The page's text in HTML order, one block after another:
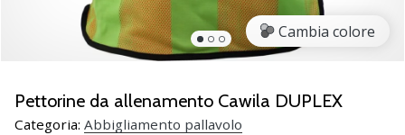
ambassador
Weplayvolleyball
un
fanatico
Cambia colore
Pettorine da allenamento Cawila DUPLEX
Categoria: Abbigliamento pallavolo